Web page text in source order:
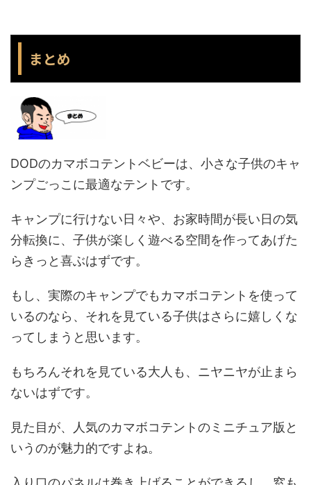
まとめ
DODのカマボコテントベビーは、小さな子供のキャ
ンプごっこに最適なテントです。
キャンプに行けない日々や、お家時間が長い日の気
分転換に、子供が楽しく遊べる空間を作ってあげた
らきっと喜ぶはずです。
もし、実際のキャンプでもカマボコテントを使って
いるのなら、それを見ている子供はさらに嬉しくな
ってしまうと思います。
もちろんそれを見ている大人も、ニヤニヤが止まら
ないはずです。
見た目が、人気のカマボコテントのミニチュア版と
いうのが魅力的ですよね。